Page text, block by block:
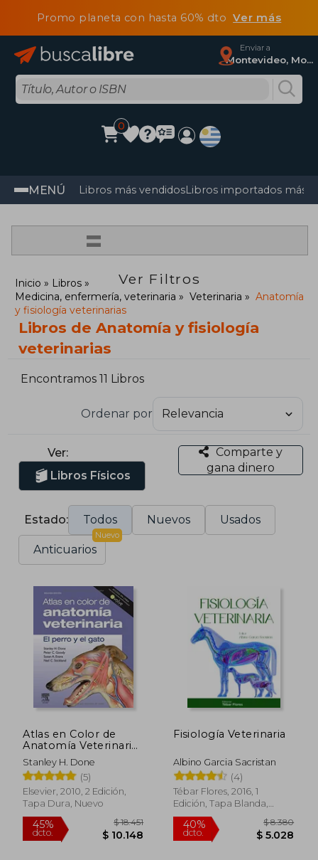
Promo planeta con hasta 60% dtoVer más
Enviar a
Montevideo, Montevideo
0
MENÚ Libros más vendidosLibros importados más
=
Ver Filtros
Inicio
Libros
Medicina, enfermería, veterinaria
Veterinaria
Anatomía
y fisiología veterinarias
Libros de Anatomía y fisiología
veterinarias
Encontramos 11 Libros
Ordenar por
Ver:
Libros Físicos
Comparte y
gana dinero
Estado: Todos Nuevos Usados
Anticuarios
Nuevo
Atlas en Color de
Anatomía Veterinaria:
El Perro y el Gato
Stanley H. Done
(5)
Elsevier, 2010, 2 Edición,
Tapa Dura, Nuevo
Fisiología Veterinaria
Albino Garcia Sacristan
(4)
Tébar Flores, 2016, 1
Edición, Tapa Blanda,
Nuevo